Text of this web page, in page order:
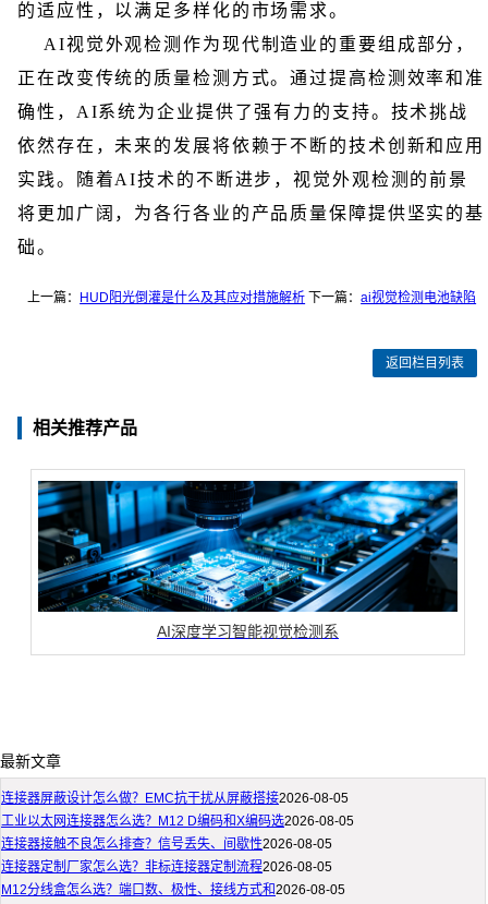
的适应性，以满足多样化的市场需求。
AI视觉外观检测作为现代制造业的重要组成部分，
正在改变传统的质量检测方式。通过提高检测效率和准
确性，AI系统为企业提供了强有力的支持。技术挑战
依然存在，未来的发展将依赖于不断的技术创新和应用
实践。随着AI技术的不断进步，视觉外观检测的前景
将更加广阔，为各行各业的产品质量保障提供坚实的基
础。
上一篇： HUD阳光倒灌是什么及其应对措施解析 下一篇：ai视觉检测电池缺陷
返回栏目列表
相关推荐产品
AI深度学习智能视觉检测系
最新文章
连接器屏蔽设计怎么做？EMC抗干扰从屏蔽搭接2026-08-05
工业以太网连接器怎么选？M12 D编码和X编码选2026-08-05
连接器接触不良怎么排查？信号丢失、间歇性2026-08-05
连接器定制厂家怎么选？非标连接器定制流程2026-08-05
M12分线盒怎么选？端口数、极性、接线方式和2026-08-05